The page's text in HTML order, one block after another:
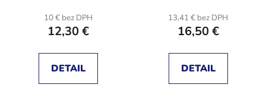
10 € bez DPH
12,30 €
DETAIL
13,41 € bez DPH
16,50 €
DETAIL